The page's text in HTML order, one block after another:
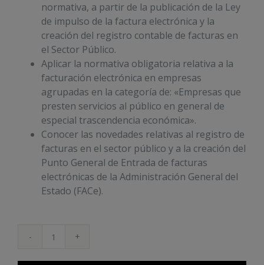
normativa, a partir de la publicación de la Ley
de impulso de la factura electrónica y la
creación del registro contable de facturas en
el Sector Público.
Aplicar la normativa obligatoria relativa a la
facturación electrónica en empresas
agrupadas en la categoría de: «Empresas que
presten servicios al público en general de
especial trascendencia económica».
Conocer las novedades relativas al registro de
facturas en el sector público y a la creación del
Punto General de Entrada de facturas
electrónicas de la Administración General del
Estado (FACe).
Firma